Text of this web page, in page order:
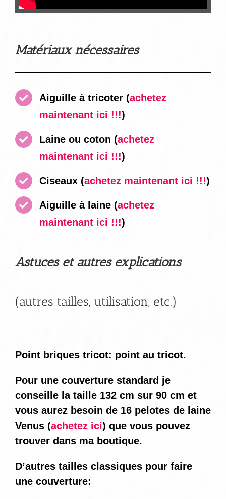
Matériaux nécessaires
Aiguille à tricoter (achetez
maintenant ici !!!)
Laine ou coton (achetez
maintenant ici !!!)
Ciseaux (achetez maintenant ici !!!)
Aiguille à laine (achetez
maintenant ici !!!)
Astuces et autres explications
(autres tailles, utilisation, etc.)
Point briques tricot: point au tricot.
Pour une couverture standard je
conseille la taille 132 cm sur 90 cm et
vous aurez besoin de 16 pelotes de laine
Venus (achetez ici) que vous pouvez
trouver dans ma boutique.
D’autres tailles classiques pour faire
une couverture: